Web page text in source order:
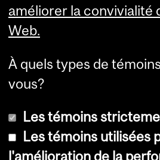
améliorer la convivialité
Web.
À quels types de
vous?
Les témoins
Les témoins utilisées
l'amélioration de la